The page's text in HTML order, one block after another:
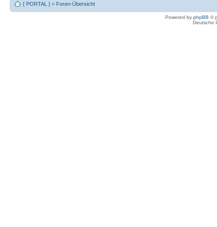
{ PORTAL } » Foren-Übersicht
Powered by phpBB ©
Deutsche